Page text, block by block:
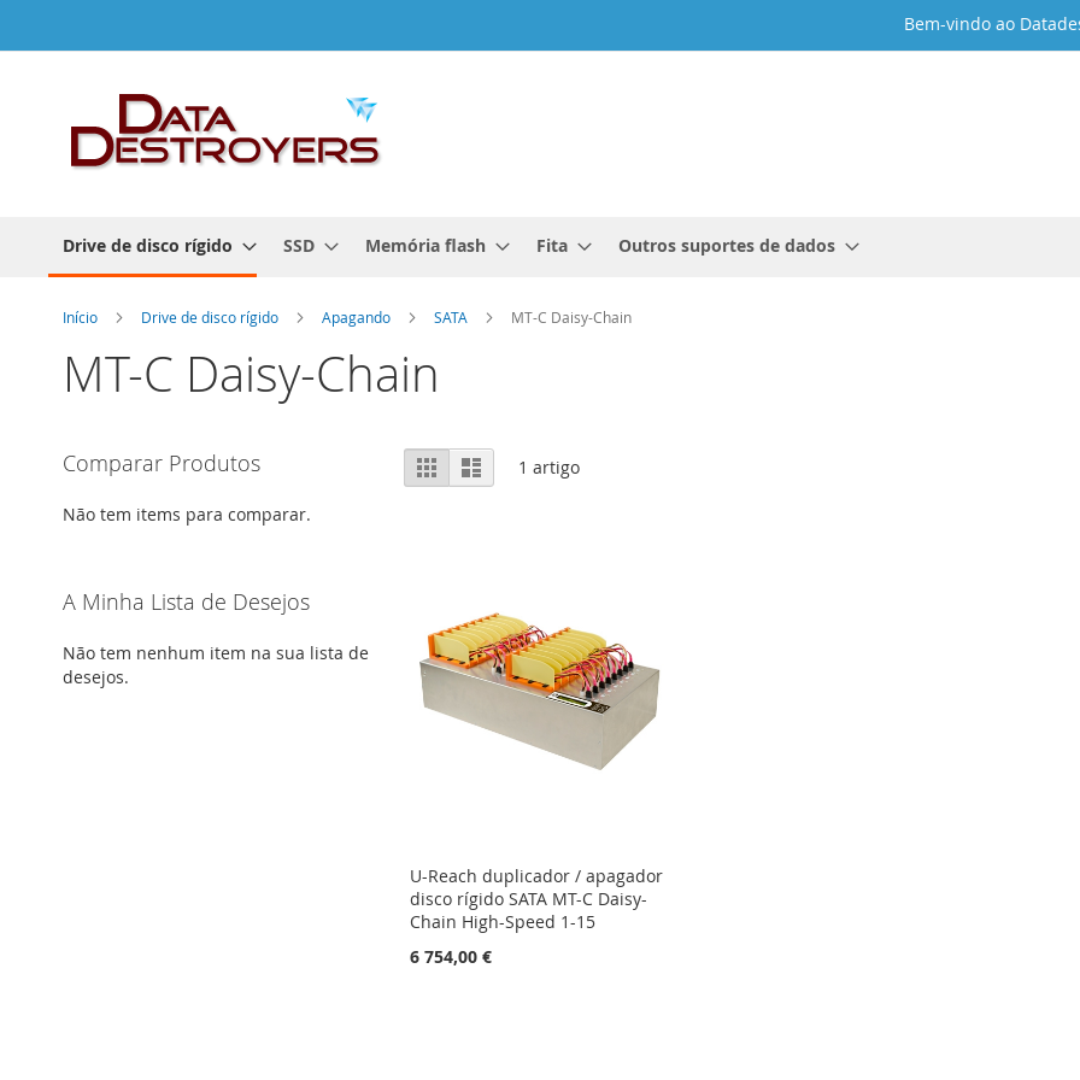
para
Conteúdo
Bem-vindo ao
Drive de disco rígido SSD Memória flash Fita Outros suportes de dados
Início Drive de disco rígido Apagando SATA MT-C Daisy-Chain
MT-C Daisy-Chain
Ver
como
GrelhaLista 1 artigo
U-Reach duplicador / apagador
disco rígido SATA MT-C Daisy-
Chain High-Speed 1-15
6 754,00 €
Comparar Produtos
Não tem items para comparar.
A Minha Lista de Desejos
Não tem nenhum item na sua lista de
desejos.